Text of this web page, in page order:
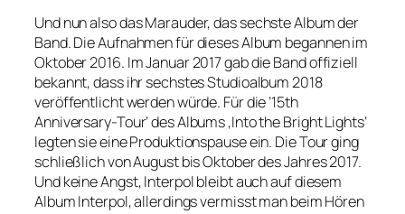
Und nun also das Marauder, das sechste Album der
Band. Die Aufnahmen für dieses Album begannen im
Oktober 2016. Im Januar 2017 gab die Band offiziell
bekannt, dass ihr sechstes Studioalbum 2018
veröffentlicht werden würde. Für die ’15th
Anniversary-Tour‘ des Albums ‚Into the Bright Lights‘
legten sie eine Produktionspause ein. Die Tour ging
schließlich von August bis Oktober des Jahres 2017.
Und keine Angst, Interpol bleibt auch auf diesem
Album Interpol, allerdings vermisst man beim Hören